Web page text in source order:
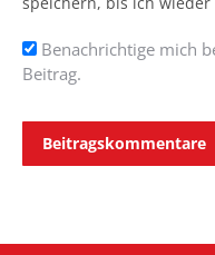
Benachrichtige mich
Beitrag.
Beitragskommentare